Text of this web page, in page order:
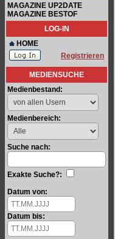
MAGAZINE UP2DATE
MAGAZINE BESTOF
LOG-IN
HOME
Registrieren
MEDIENSUCHE
Medienbestand:
Medienbereich:
Suche nach:
Exakte Suche?:
Datum von:
Datum bis: